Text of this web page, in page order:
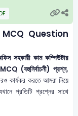
Question
সহকারী কাম কম্পিউটার
MCQ (বহুনির্বাচনী) প্রশ্ন,
কার্যকর করতে আমরা নিয়ে
প্রতিটি প্রশ্নের সাথে